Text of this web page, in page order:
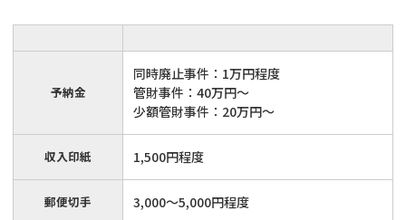
予納金
同時廃止事件：1万円程度
管財事件：40万円～
少額管財事件：20万円～
収入印紙 1,500円程度
郵便切手 3,000～5,000円程度